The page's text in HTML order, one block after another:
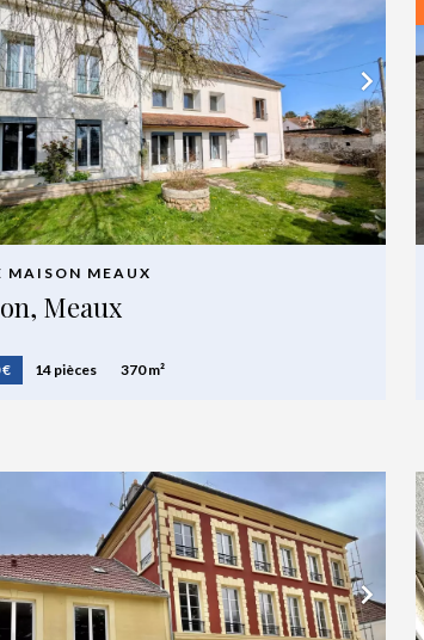
MAISON MEAUX
Meaux
€ 14 pièces 370 m²